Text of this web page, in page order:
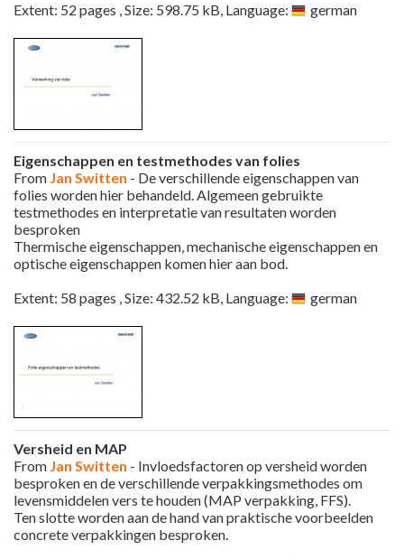
Extent: 52 pages , Size: 598.75 kB, Language:
german
Eigenschappen en testmethodes van folies
From Jan Switten - De verschillende eigenschappen van
folies worden hier behandeld. Algemeen gebruikte
testmethodes en interpretatie van resultaten worden
besproken
Thermische eigenschappen, mechanische eigenschappen en
optische eigenschappen komen hier aan bod.
Extent: 58 pages , Size: 432.52 kB, Language:
german
Versheid en MAP
From Jan Switten - Invloedsfactoren op versheid worden
besproken en de verschillende verpakkingsmethodes om
levensmiddelen vers te houden (MAP verpakking, FFS).
Ten slotte worden aan de hand van praktische voorbeelden
concrete verpakkingen besproken.